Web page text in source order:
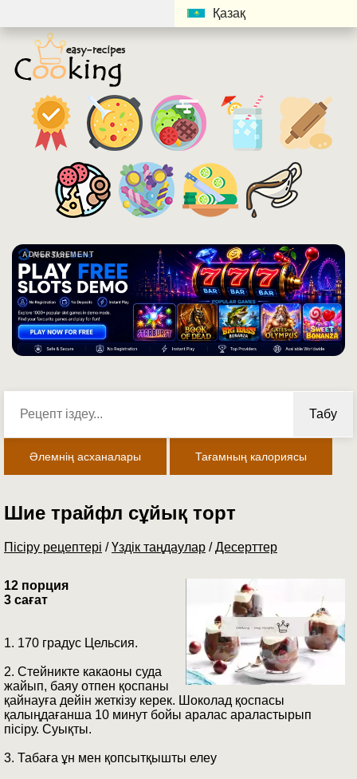
Қазақ
ADVERTISEMENT
Табу
Әлемнің асханалары Тағамның калориясы
Шие трайфл сұйық торт
Пісіру рецептері /Үздік таңдаулар /Десерттер
12 порция
3 сағат
1. 170 градус Цельсия.
2. Стейникте какаоны суда
жайып, баяу отпен қоспаны
қайнауға дейін жеткізу керек. Шоколад қоспасы
қалыңдағанша 10 минут бойы аралас араластырып
пісіру. Суықты.
3. Табаға ұн мен қопсытқышты елеу